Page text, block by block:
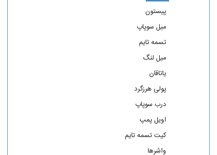
پیستون
میل سوپاپ
تسمه تایم
میل لنگ
یاتاقان
پولی هرزگرد
درب سوپاپ
اویل پمپ
کیت تسمه تایم
واشرها